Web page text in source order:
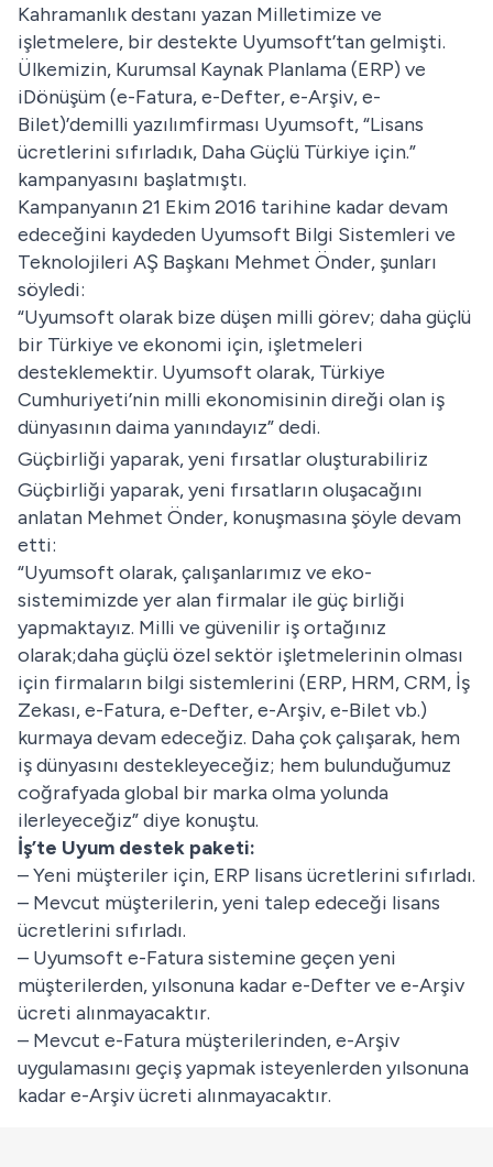
Kahramanlık destanı yazan Milletimize ve
işletmelere, bir destekte Uyumsoft’tan gelmişti.
Ülkemizin, Kurumsal Kaynak Planlama (ERP) ve
iDönüşüm (e-Fatura, e-Defter, e-Arşiv, e-
Bilet)’demilli yazılımfirması Uyumsoft, “Lisans
ücretlerini sıfırladık, Daha Güçlü Türkiye için.”
kampanyasını başlatmıştı.
Kampanyanın 21 Ekim 2016 tarihine kadar devam
edeceğini kaydeden Uyumsoft Bilgi Sistemleri ve
Teknolojileri AŞ Başkanı Mehmet Önder, şunları
söyledi:
“Uyumsoft olarak bize düşen milli görev; daha güçlü
bir Türkiye ve ekonomi için, işletmeleri
desteklemektir. Uyumsoft olarak, Türkiye
Cumhuriyeti’nin milli ekonomisinin direği olan iş
dünyasının daima yanındayız” dedi.
Güçbirliği yaparak, yeni fırsatlar oluşturabiliriz
Güçbirliği yaparak, yeni fırsatların oluşacağını
anlatan Mehmet Önder, konuşmasına şöyle devam
etti:
“Uyumsoft olarak, çalışanlarımız ve eko-
sistemimizde yer alan firmalar ile güç birliği
yapmaktayız. Milli ve güvenilir iş ortağınız
olarak;daha güçlü özel sektör işletmelerinin olması
için firmaların bilgi sistemlerini (ERP, HRM, CRM, İş
Zekası, e-Fatura, e-Defter, e-Arşiv, e-Bilet vb.)
kurmaya devam edeceğiz. Daha çok çalışarak, hem
iş dünyasını destekleyeceğiz; hem bulunduğumuz
coğrafyada global bir marka olma yolunda
ilerleyeceğiz” diye konuştu.
İş’te Uyum destek paketi:
– Yeni müşteriler için, ERP lisans ücretlerini sıfırladı.
– Mevcut müşterilerin, yeni talep edeceği lisans
ücretlerini sıfırladı.
– Uyumsoft e-Fatura sistemine geçen yeni
müşterilerden, yılsonuna kadar e-Defter ve e-Arşiv
ücreti alınmayacaktır.
– Mevcut e-Fatura müşterilerinden, e-Arşiv
uygulamasını geçiş yapmak isteyenlerden yılsonuna
kadar e-Arşiv ücreti alınmayacaktır.